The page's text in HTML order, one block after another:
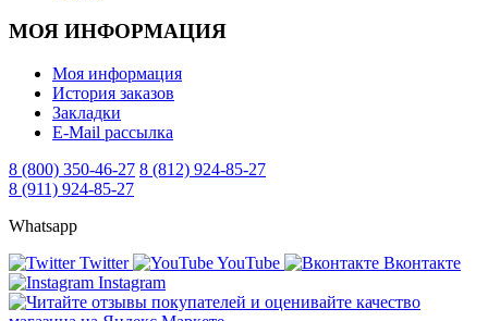
МОЯ ИНФОРМАЦИЯ
Моя информация
История заказов
Закладки
E-Mail рассылка
8 (800) 350-46-27 8 (812) 924-85-27
8 (911) 924-85-27
Whatsapp
Twitter
YouTube
Вконтакте
Instagram